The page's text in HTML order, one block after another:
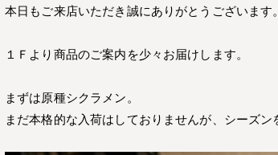
本日もご来店いただき誠にありがとうございます。
１Ｆより商品のご案内を少々お届けします。
まずは原種シクラメン。
まだ本格的な入荷はしておりませんが、シーズ